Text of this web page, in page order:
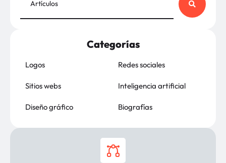
Categorías
Logos
Sitios webs
Diseño gráfico
Redes sociales
Inteligencia artificial
Biografías